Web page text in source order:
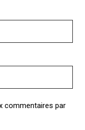
commentaires par